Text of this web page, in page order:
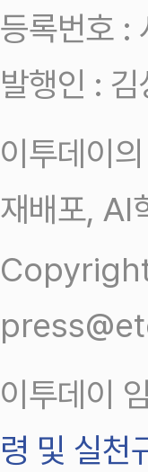
등록번호
발행인 :
이투데이
재배포, AI
이투데이
령 및 실천